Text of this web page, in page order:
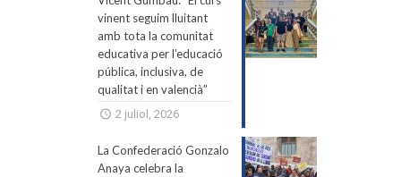
vinent seguim lluitant
amb tota la comunitat
educativa per l’educació
pública, inclusiva, de
qualitat i en valencià”
2 juliol, 2026
La Confederació Gonzalo
Anaya celebra la